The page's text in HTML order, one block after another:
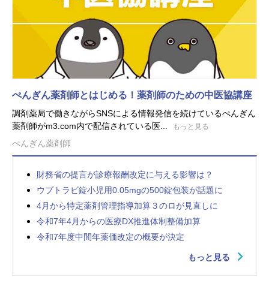
ぺんぎん薬剤師とはじめる！薬剤師のための中医協講座
調剤薬局で働きながらSNSによる情報発信を続けているぺんぎん
薬剤師がm3.com内で配信されている医...
もっと見る
ぺんぎん薬剤師
財務省の提言が診療報酬改定に与える影響は？
ウプトラビ錠小児用0.05mgの500錠包装が話題に
4月から特定薬剤管理指導加算３のロが見直しに
令和7年4月からの医療DX推進体制整備加算
令和7年度中間年薬価改定の概要が決定
もっと見る